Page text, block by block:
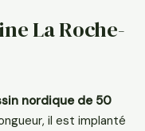
La Roche-
nordique de 50
il est implanté